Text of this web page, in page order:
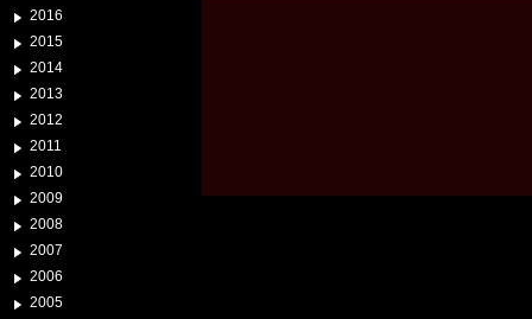
2016
2015
2014
2013
2012
2011
2010
2009
2008
2007
2006
2005